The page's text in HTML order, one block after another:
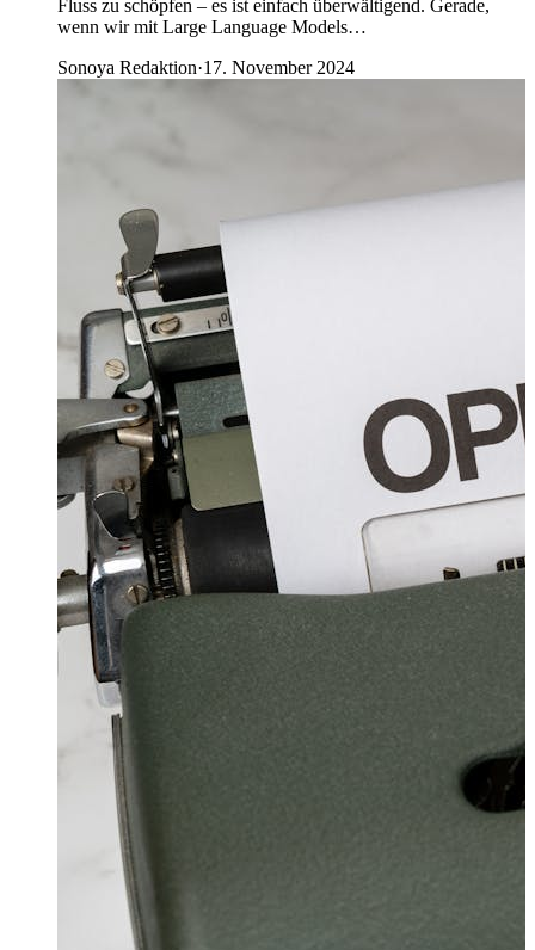
Fluss zu schöpfen – es ist einfach überwältigend. Gerade,
wenn wir mit Large Language Models…
Sonoya Redaktion·17. November 2024